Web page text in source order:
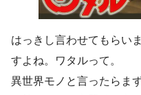
はっきし言わせてもらい
すよね。ワタルって。
異世界モノと言ったらま